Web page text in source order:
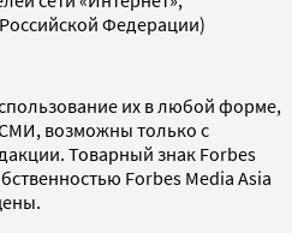
Федерации)
их в любой форме,
возможны только с
Товарный знак Forbes
Forbes Media Asia